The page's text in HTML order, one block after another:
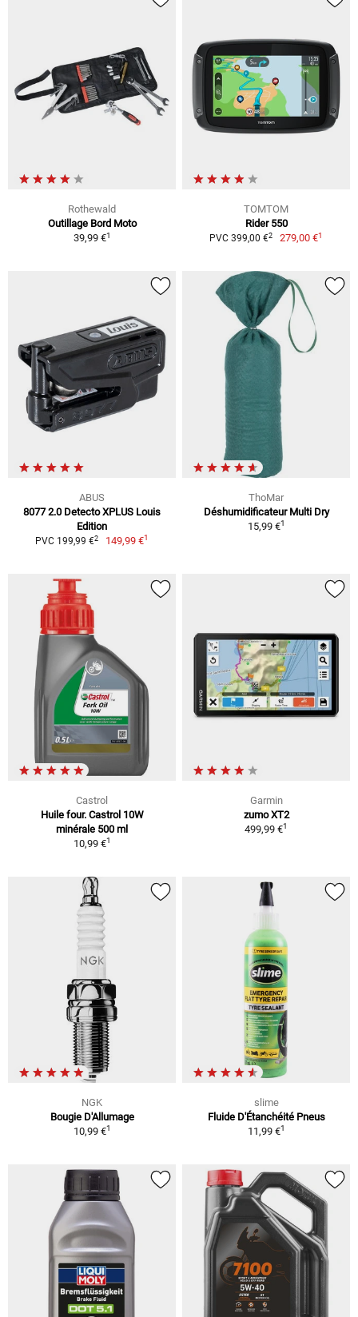
Rothewald
Outillage Bord Moto
39,99 €1
TOMTOM
Rider 550
PVC 399,00 €2 279,00 €1
ABUS
8077 2.0 Detecto XPLUS Louis
Edition
PVC 199,99 €2 149,99 €1
ThoMar
Déshumidificateur Multi Dry
15,99 €1
Castrol
Huile four. Castrol 10W
minérale 500 ml
10,99 €1
Garmin
zumo XT2
499,99 €1
NGK
Bougie D'Allumage
10,99 €1
slime
Fluide D'Étanchéité Pneus
11,99 €1